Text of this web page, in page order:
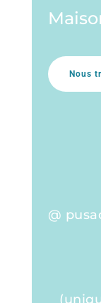
Nous
@